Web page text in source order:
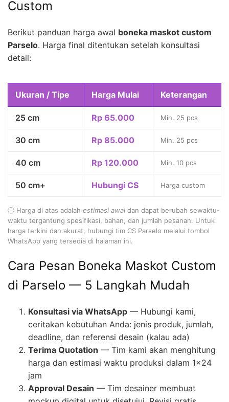
Custom
Berikut panduan harga awal boneka maskot custom
Parselo. Harga final ditentukan setelah konsultasi
detail:
Ukuran / Tipe Harga Mulai Keterangan
25 cm Rp 65.000 Min. 25 pcs
30 cm Rp 85.000 Min. 25 pcs
40 cm Rp 120.000 Min. 10 pcs
50 cm+ Hubungi CS Harga custom
ⓘ Harga di atas adalah estimasi awal dan dapat berubah sewaktu-
waktu tergantung spesifikasi, bahan, dan jumlah pesanan. Untuk
harga terkini dan akurat, hubungi tim CS Parselo melalui tombol
WhatsApp yang tersedia di halaman ini.
Cara Pesan Boneka Maskot Custom
di Parselo — 5 Langkah Mudah
Konsultasi via WhatsApp — Hubungi kami,
ceritakan kebutuhan Anda: jenis produk, jumlah,
deadline, dan referensi desain (kalau ada)
Terima Quotation — Tim kami akan menghitung
harga dan estimasi waktu produksi dalam 1×24
jam
Approval Desain — Tim desainer membuat